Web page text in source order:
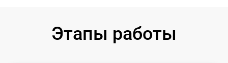
Этапы работы